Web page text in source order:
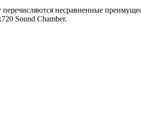
несравненные
Sound Chamber.